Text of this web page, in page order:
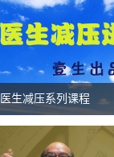
医生减压系列课程